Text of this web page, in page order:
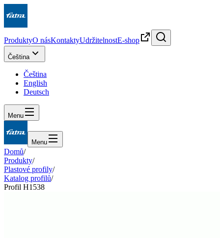
ProduktyO násKontaktyUdržitelnostE-shop
Čeština
Čeština
English
Deutsch
Menu
Menu
Domů/
Produkty/
Plastové profily/
Katalog profilů/
Profil H1538